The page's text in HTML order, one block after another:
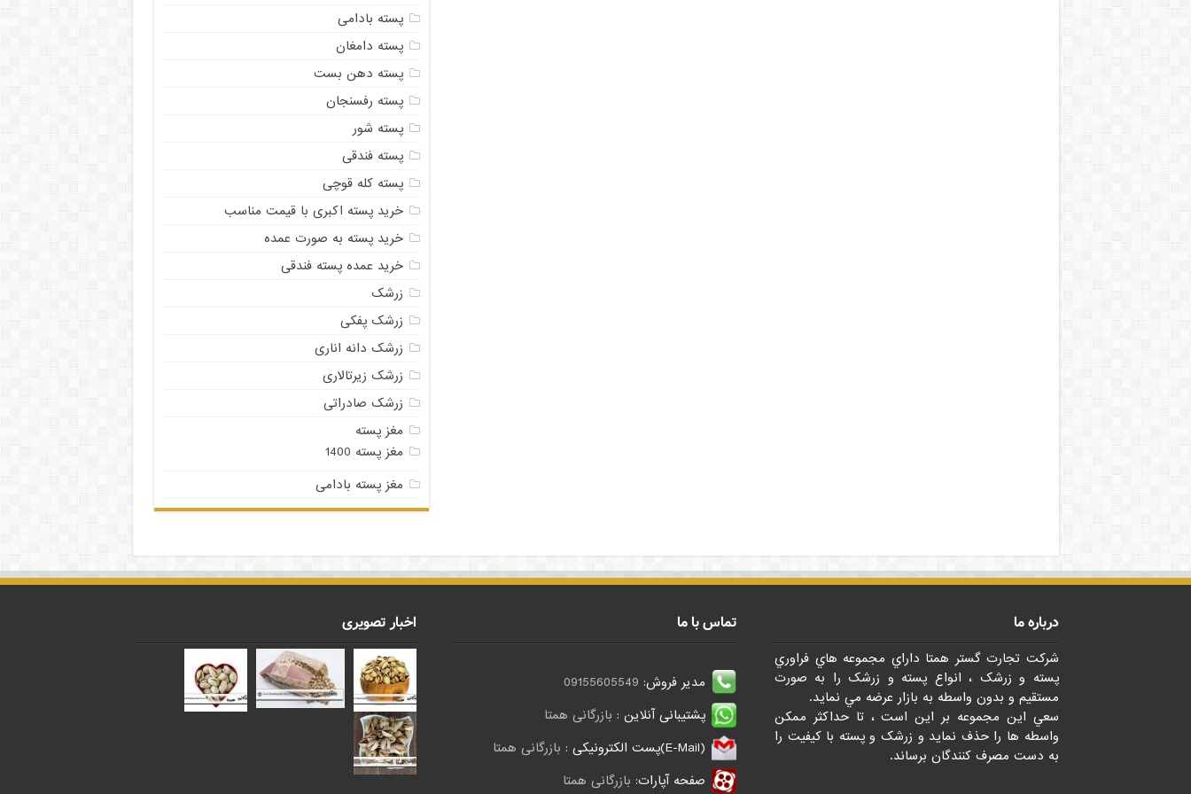
پسته بادامی
پسته دامغان
پسته دهن بست
پسته رفسنجان
پسته شور
پسته فندقی
پسته کله قوچی
خرید پسته اکبری با قیمت مناسب
خرید پسته به صورت عمده
خرید عمده پسته فندقی
زرشک
زرشک پفکی
زرشک دانه اناری
زرشک زیرتالاری
زرشک صادراتی
مغز پسته
مغز پسته 1400
مغز پسته بادامی
درباره ما
شرکت تجارت گستر همتا داراي مجموعه هاي فراوري
پسته و زرشک ، انواع پسته و زرشک را به صورت
مستقيم و بدون واسطه به بازار عرضه مي نمايد.
سعي اين مجموعه بر اين است ، تا حداکثر ممکن
واسطه ها را حذف نمايد و زرشک و پسته با کيفيت را
به دست مصرف کنندگان برساند.
تماس با ما
مدیر فروش: 09155605549
پشتیبانی آنلاین : بازرگانی همتا
(E-Mail)پست الکترونیکی :
بازرگانی همتا
صفحه آپارات: بازرگانی همتا
اخبار تصویری